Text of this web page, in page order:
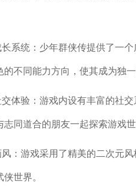
系统：少年群侠传提供了一
不同能力方向，使其成为独一
体验：游戏内设有丰富的社
同道合的朋友一起探索游戏世
：游戏采用了精美的二次元
世界。